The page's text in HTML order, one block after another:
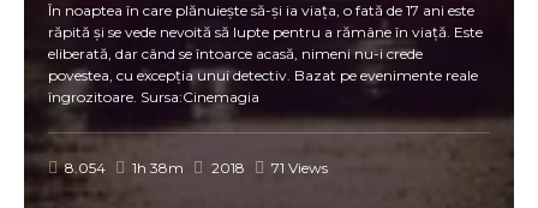
În noaptea în care plănuiește să-și ia viața, o fată de 17 ani este
răpită și se vede nevoită să lupte pentru a rămâne în viață. Este
eliberată, dar când se întoarce acasă, nimeni nu-i crede
povestea, cu excepția unui detectiv. Bazat pe evenimente reale
îngrozitoare. Sursa:Cinemagia
8.054 1h 38m 2018 71 Views